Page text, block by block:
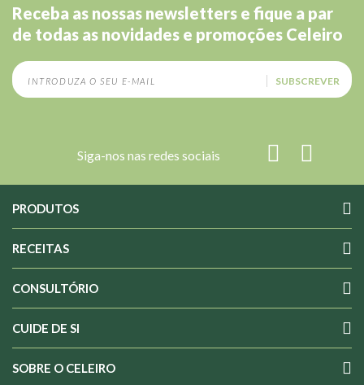
Receba as nossas newsletters e fique a par
de todas as novidades e promoções Celeiro
SUBSCREVER
Siga-nos nas redes sociais
PRODUTOS
RECEITAS
CONSULTÓRIO
CUIDE DE SI
SOBRE O CELEIRO